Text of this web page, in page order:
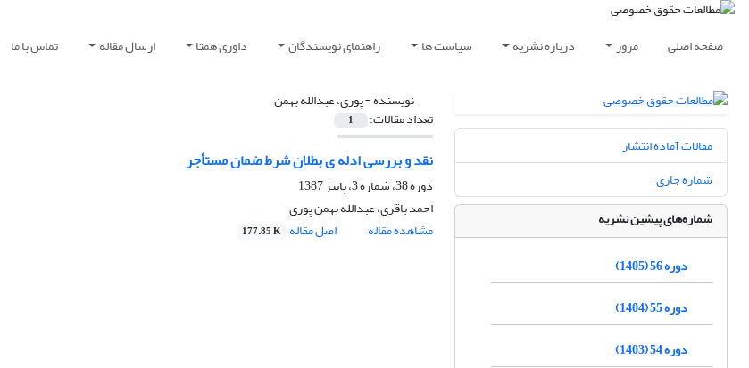
صفحه اصلی مرور درباره نشریه سیاست ها راهنمای نویسندگان داوری همتا ارسال مقاله تماس با ما
نویسنده =پوری، عبدالله بهمن
تعداد مقالات: 1
نقد و بررسی ادله ی بطلان شرط ضمان مستأجر
دوره 38، شماره 3، پاییز 1387
احمد باقری، عبدالله بهمن پوری
مشاهده مقاله
اصل مقاله 177.85 K
مقالات آماده انتشار
شماره جاری
شماره‌های پیشین نشریه
دوره 56 (1405)
دوره 55 (1404)
دوره 54 (1403)